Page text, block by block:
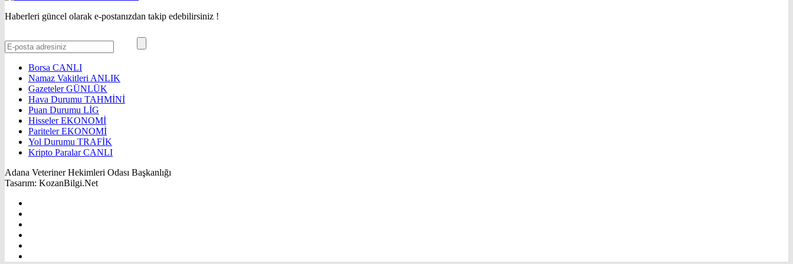
Haberleri güncel olarak e-postanızdan takip edebilirsiniz !
Borsa CANLI
Namaz Vakitleri ANLIK
GazetelerGÜNLÜK
Hava Durumu TAHMİNİ
Puan Durumu LİG
HisselerEKONOMİ
ParitelerEKONOMİ
Yol Durumu TRAFİK
Kripto ParalarCANLI
Adana Veteriner Hekimleri Odası Başkanlığı
Tasarım: KozanBilgi.Net